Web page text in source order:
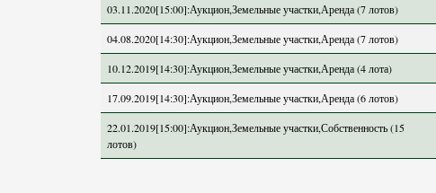
03.11.2020[15:00]:Аукцион,Земельные участки,Аренда (7 лотов)
04.08.2020[14:30]:Аукцион,Земельные участки,Аренда (7 лотов)
10.12.2019[14:30]:Аукцион,Земельные участки,Аренда (4 лота)
17.09.2019[14:30]:Аукцион,Земельные участки,Аренда (6 лотов)
22.01.2019[15:00]:Аукцион,Земельные участки,Собственность (15
лотов)